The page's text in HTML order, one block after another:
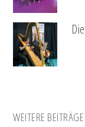
WEITERE BEITRÄGE